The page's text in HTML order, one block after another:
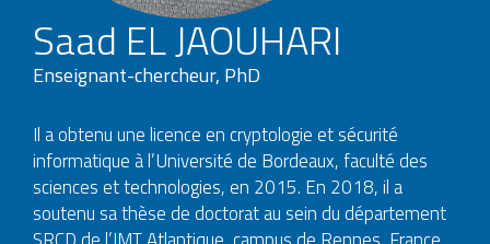
Saad EL JAOUHARI
Enseignant-chercheur, PhD
Il a obtenu une licence en cryptologie et sécurité
informatique à l’Université de Bordeaux, faculté des
sciences et technologies, en 2015. En 2018, il a
soutenu sa thèse de doctorat au sein du département